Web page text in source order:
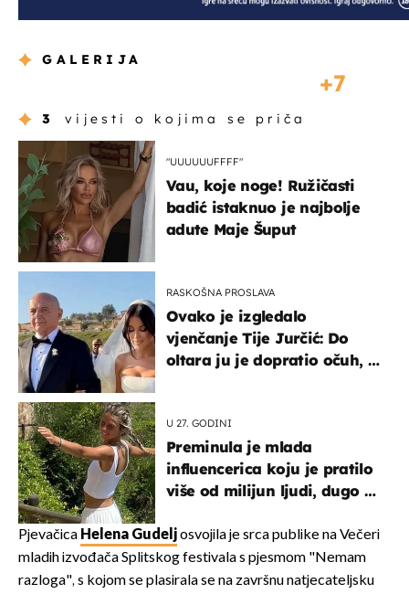
GALERIJA
7
3 vijesti o kojima se priča
"UUUUUUFFFF"
Vau, koje noge! Ružičasti
badić istaknuo je najbolje
adute Maje Šuput
RASKOŠNA PROSLAVA
Ovako je izgledalo
vjenčanje Tije Jurčić: Do
oltara ju je dopratio očuh, a
U 27. GODINI
Preminula je mlada
influencerica koju je pratilo
više od milijun ljudi, dugo se
Pjevačica Helena Gudeljosvojila je srca publike na Večeri
mladih izvođača Splitskog festivala s pjesmom "Nemam
razloga", s kojom se plasirala se na završnu natjecateljsku